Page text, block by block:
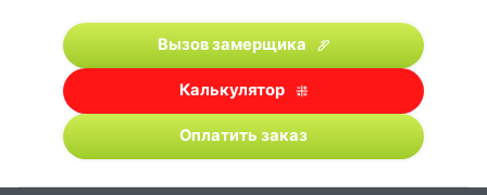
Вызов замерщика
Калькулятор
Оплатить заказ